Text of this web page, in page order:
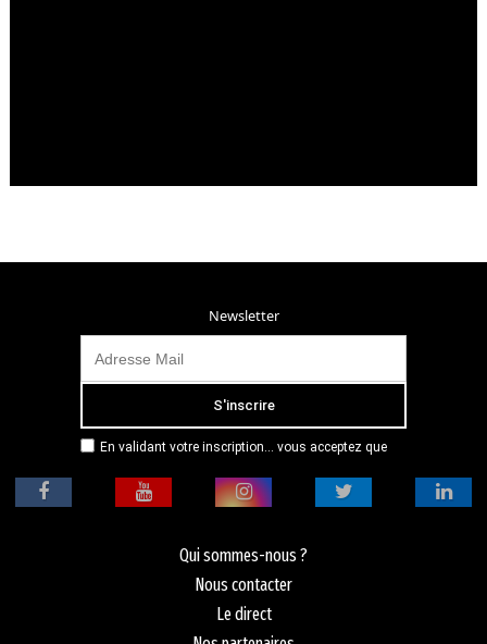
Newsletter
En validant votre inscription... vous acceptez que
adresse email dans le but de vous envoyer
mensuellement sa lettre d’informations. Pour plus
politique de confidentialité.
Qui sommes-nous ?
Nous contacter
Le direct